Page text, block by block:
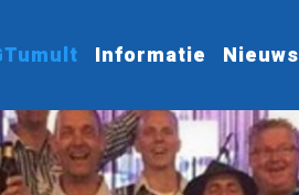
Informatie Nieuws